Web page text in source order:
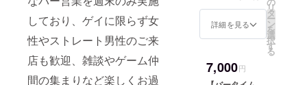
しており、ゲイに限らず女
性やストレート男性のご来
店も歓迎、雑談やゲーム仲
間の集まりなど楽しくお過
たします。店主
にクラウドファ
い。 ・有効期
間：2024年11月
詳細を見る
リ
タ
ー
ン
を
選
択
す
る
7,000円